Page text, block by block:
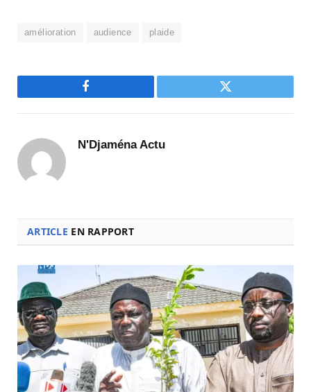
amélioration audience plaide
Facebook Twitter
N'Djaména Actu
ARTICLE EN RAPPORT